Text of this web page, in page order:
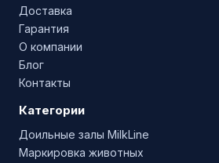
Доставка
Гарантия
О компании
Блог
Контакты
Категории
Доильные залы MilkLine
Маркировка животных